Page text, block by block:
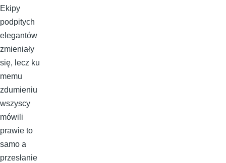
Ekipy
podpitych
elegantów
zmieniały
się, lecz ku
memu
zdumieniu
wszyscy
mówili
prawie to
samo a
przesłanie